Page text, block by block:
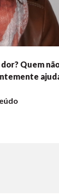
Quem